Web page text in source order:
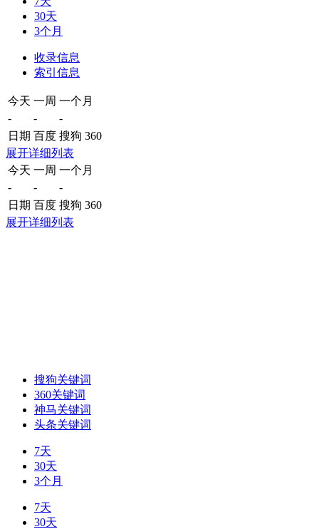
30天
3个月
收录信息
索引信息
今天 一周 一个月
-
-
-
日期 百度 搜狗 360
展开详细列表
今天 一周 一个月
-
-
-
日期 百度 搜狗 360
展开详细列表
搜狗关键词
360关键词
神马关键词
头条关键词
7天
30天
3个月
7天
30天